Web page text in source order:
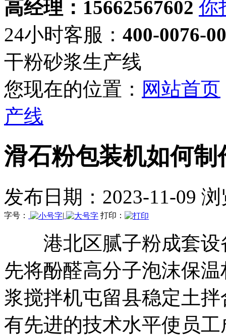
高经理：15662567602
24小时客服： 400-0076-
干粉砂浆生产线
您现在的位置： 网站首页
产线
滑石粉包装机如何制
发布日期：2023-11-09
字号： | 打印：
港北区腻子粉成套设
先将酚醛高分子泡沫保
浆搅拌机屯留县稳定土
有先进的技术水平使员